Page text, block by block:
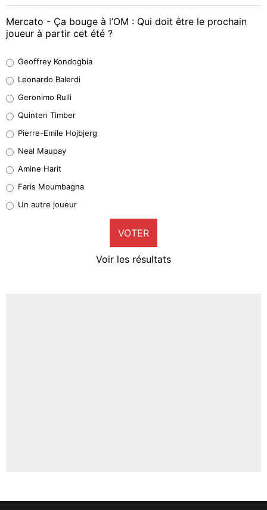
Mercato - Ça bouge à l’OM : Qui doit être le prochain
joueur à partir cet été ?
38%
32%
4%
1%
9%
Geoffrey Kondogbia
Leonardo Balerdi
Geronimo Rulli
Quinten Timber
Pierre-Emile Hojbjerg
Neal Maupay
Amine Harit
Faris Moumbagna
Un autre joueur
VOTER
Voir les résultats